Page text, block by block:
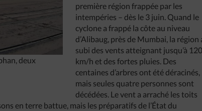
deux
première région frappée par les
intempéries – dès le 3 juin. Quand le
cyclone a frappé la côte au niveau
d’Alibaug, près de Mumbai, la région
subi des vents atteignant jusqu’à 120
km/h et des fortes pluies. Des
centaines d’arbres ont été déracinés,
mais seules quatre personnes sont
décédées. Le vent a arraché les toits
en terre battue, mais les préparatifs de l’État du